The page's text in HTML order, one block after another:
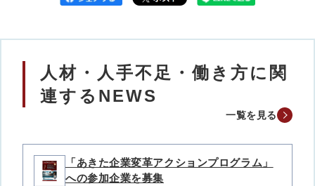
人材・人手不足・働き方に関
連するNEWS
一覧を見る
「あきた企業変革アクションプログラム」
への参加企業を募集